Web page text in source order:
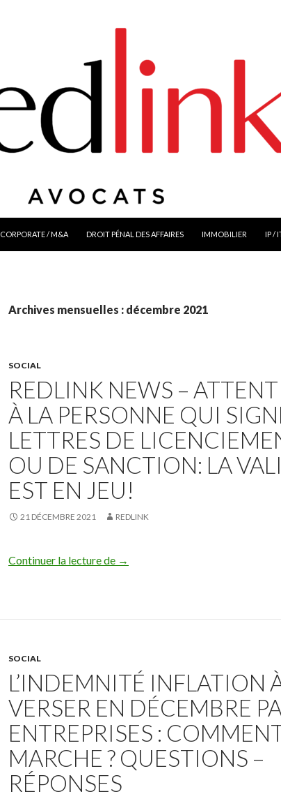
CORPORATE / M&A DROIT PÉNAL DES AFFAIRES IMMOBILIER IP /
Archives mensuelles : décembre 2021
SOCIAL
REDLINK NEWS –
À LA PERSONNE QUI
LETTRES DE
OU DE SANCTION: LA
EST EN JEU!
21 DÉCEMBRE 2021 REDLINK
Continuer la lecture de Redlink News – Attention à la
→
SOCIAL
L’INDEMNITÉ INFLATION
VERSER EN DÉCEMBRE
ENTREPRISES :
MARCHE ? QUESTIONS –
RÉPONSES